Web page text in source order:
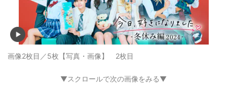
画像2枚目／5枚 【写真・画像】 2枚目
▼スクロールで次の画像をみる▼